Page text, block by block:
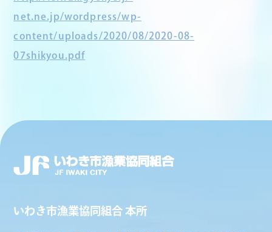
net.ne.jp/wordpress/wp-
content/uploads/2020/08/2020-08-
07shikyou.pdf
いわき市漁業協同組合 本所